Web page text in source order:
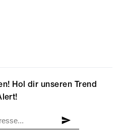
Hol dir unseren Trend